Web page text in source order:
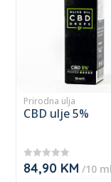
Prirodna ulja
CBD ulje 5%
★
★
84,90 KM /10
may
be
on
the